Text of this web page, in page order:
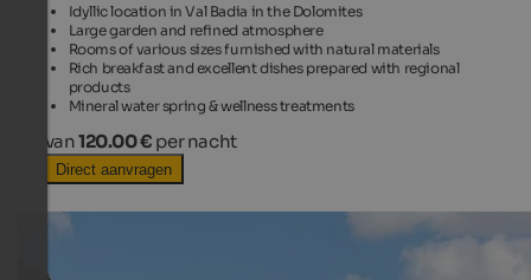
Idyllic location in Val Badia in the Dolomites
Large garden and refined atmosphere
Rooms of various sizes furnished with natural materials
Rich breakfast and excellent dishes prepared with regional
products
Mineral water spring & wellness treatments
van120.00 € per nacht
Direct aanvragen